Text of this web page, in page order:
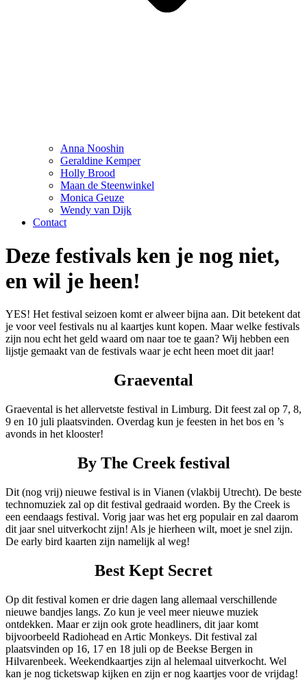
Anna Nooshin
Geraldine Kemper
Holly Brood
Maan de Steenwinkel
Monica Geuze
Wendy van Dijk
Contact
Deze festivals ken je nog niet,
en wil je heen!
YES! Het festival seizoen komt er alweer bijna aan. Dit betekent dat
je voor veel festivals nu al kaartjes kunt kopen. Maar welke festivals
zijn nou echt het geld waard om naar toe te gaan? Wij hebben een
lijstje gemaakt van de festivals waar je echt heen moet dit jaar!
Graevental
Graevental is het allervetste festival in Limburg. Dit feest zal op 7, 8,
9 en 10 juli plaatsvinden. Overdag kun je feesten in het bos en ’s
avonds in het klooster!
By The Creek festival
Dit (nog vrij) nieuwe festival is in Vianen (vlakbij Utrecht). De beste
technomuziek zal op dit festival gedraaid worden. By the Creek is
een eendaags festival. Vorig jaar was het erg populair en zal daarom
dit jaar snel uitverkocht zijn! Als je hierheen wilt, moet je snel zijn.
De early bird kaarten zijn namelijk al weg!
Best Kept Secret
Op dit festival komen er drie dagen lang allemaal verschillende
nieuwe bandjes langs. Zo kun je veel meer nieuwe muziek
ontdekken. Maar er zijn ook grote headliners, dit jaar komt
bijvoorbeeld Radiohead en Artic Monkeys. Dit festival zal
plaatsvinden op 16, 17 en 18 juli op de Beekse Bergen in
Hilvarenbeek. Weekendkaartjes zijn al helemaal uitverkocht. Wel
kan je nog ticketswap kijken en zijn er nog kaartjes voor de vrijdag!